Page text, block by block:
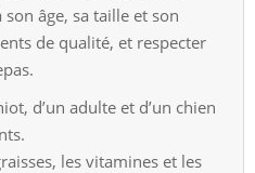
âge, sa taille et son
de qualité, et respecter
d’un adulte et d’un chien
les vitamines et les